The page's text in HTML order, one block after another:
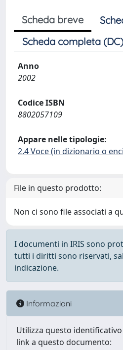
Scheda breve
Scheda completa (DC)
Anno
2002
Codice ISBN
8802057109
Appare nelle tipologie:
2.4 Voce (in dizionario o
File in questo prodotto:
Non ci sono file associati a
I documenti in IRIS sono
tutti i diritti sono riservati,
indicazione.
Informazioni
Utilizza questo
link a questo documento: